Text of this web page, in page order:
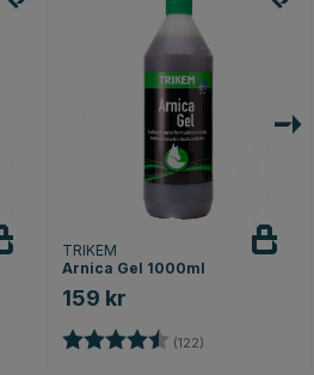
5 stjärnor
TRIKEM
Arnica Gel 1000ml
159 kr
Betyg: (122)